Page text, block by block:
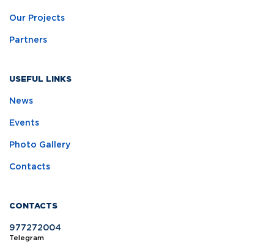
Our Projects
Partners
USEFUL LINKS
News
Events
Photo Gallery
Contacts
CONTACTS
977272004
Telegram